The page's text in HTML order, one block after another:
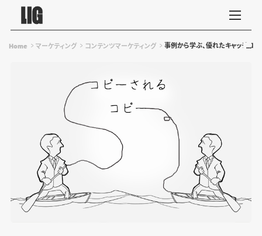
Home マーケティング コンテンツマーケティング 事例から学ぶ、優れたキャッチコピ